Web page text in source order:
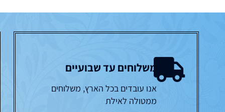
משלוחים עד שבועיים
אנו עובדים בכל הארץ, משלוחים
ממטולה לאילת